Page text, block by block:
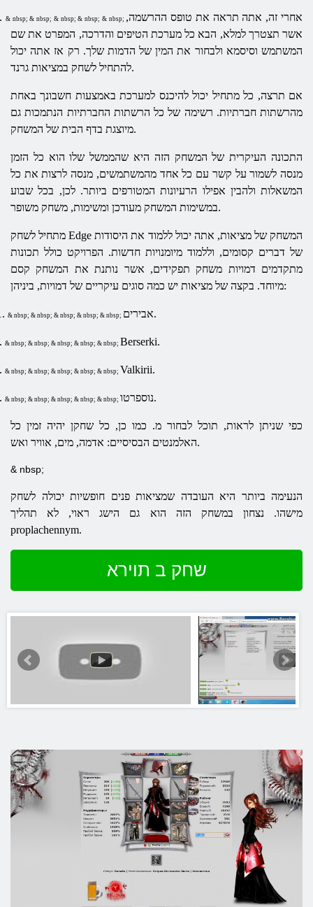
& nbsp; & nbsp; & nbsp; & nbsp; & nbsp; אחרי זה, אתה תראה את טופס ההרשמה,
אשר תצטרך למלא, הבא כל מערכת הטיפים והדרכה, המפרט את שם
המשתמש וסיסמא ולבחור את המין של הדמות שלך. רק אז אתה יכול
להתחיל לשחק במציאות גרנד.
אם תרצה, כל מתחיל יכול להיכנס למערכת באמצעות חשבונך באחת
מהרשתות חברתיות. רשימה של כל הרשתות החברתיות הנתמכות גם
מיוצגת בדף הבית של המשחק.
התכונה העיקרית של המשחק הזה היא שהממשל שלו הוא כל הזמן
מנסה לשמור על קשר עם כל אחד מהמשתמשים, מנסה לרצות את כל
המשאלות ולהבין אפילו הרעיונות המטורפים ביותר. לכן, בכל שבוע
במשימות המשחק מעודכן ומשימות, משחק משופר.
מתחיל לשחק Edge המשחק של מציאות, אתה יכול ללמוד את היסודות
של דברים קסומים, וללמוד מיומנויות חדשות. הפרויקט כולל תכונות
מתקדמים דמויות משחק תפקידים, אשר נותנת את המשחק קסם
מיוחד. בקצה של מציאות יש כמה סוגים עיקריים של דמויות, ביניהן:
& nbsp; & nbsp; & nbsp; & nbsp; & nbsp; אבירים.
& nbsp; & nbsp; & nbsp; & nbsp; & nbsp; Berserki.
& nbsp; & nbsp; & nbsp; & nbsp; & nbsp; Valkirii.
& nbsp; & nbsp; & nbsp; & nbsp; & nbsp; נוספרטו.
כפי שניתן לראות, תוכל לבחור מ. כמו כן, כל שחקן יהיה זמין כל
האלמנטים הבסיסיים: אדמה, מים, אוויר ואש.
& nbsp;
הנעימה ביותר היא העובדה שמציאות פנים חופשיות יכולה לשחק
מישהו. נצחון במשחק הזה הוא גם הישג ראוי, לא תהליך
proplachennym.
שחק ב תוירא